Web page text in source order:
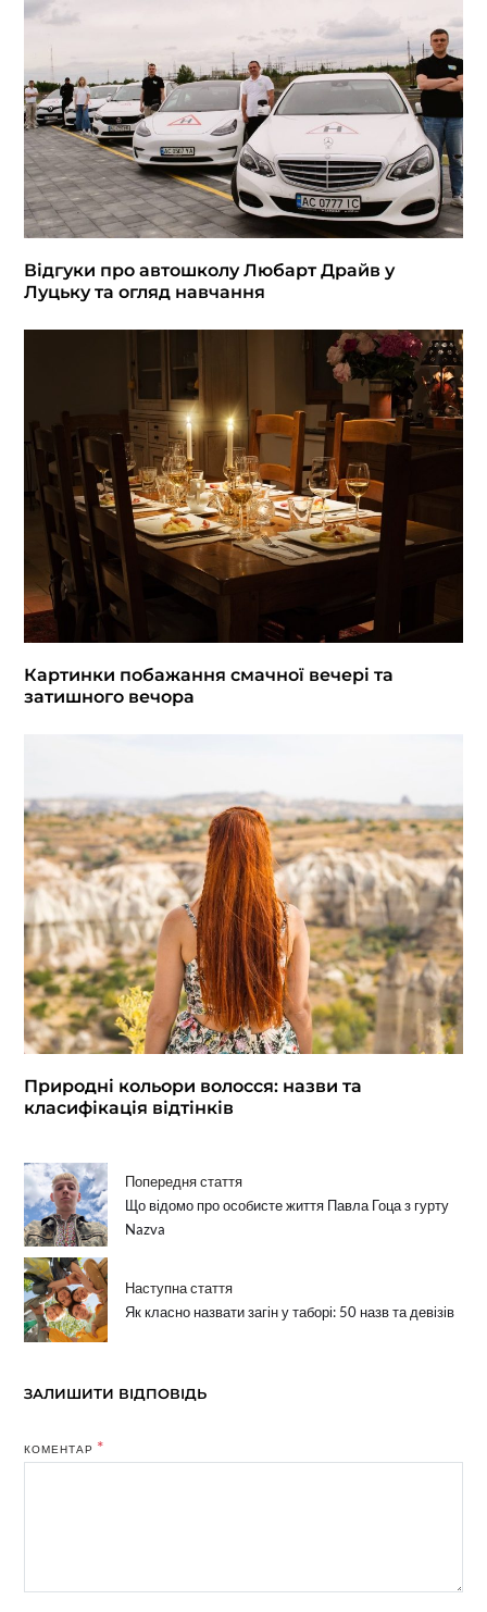
Відгуки про автошколу Любарт Драйв у
Луцьку та огляд навчання
Картинки побажання смачної вечері та
затишного вечора
Природні кольори волосся: назви та
класифікація відтінків
Попередня стаття
Що відомо про особисте життя Павла Гоца з гурту
Nazva
Наступна стаття
Як класно назвати загін у таборі: 50 назв та девізів
ЗАЛИШИТИ ВІДПОВІДЬ
КОМЕНТАР *